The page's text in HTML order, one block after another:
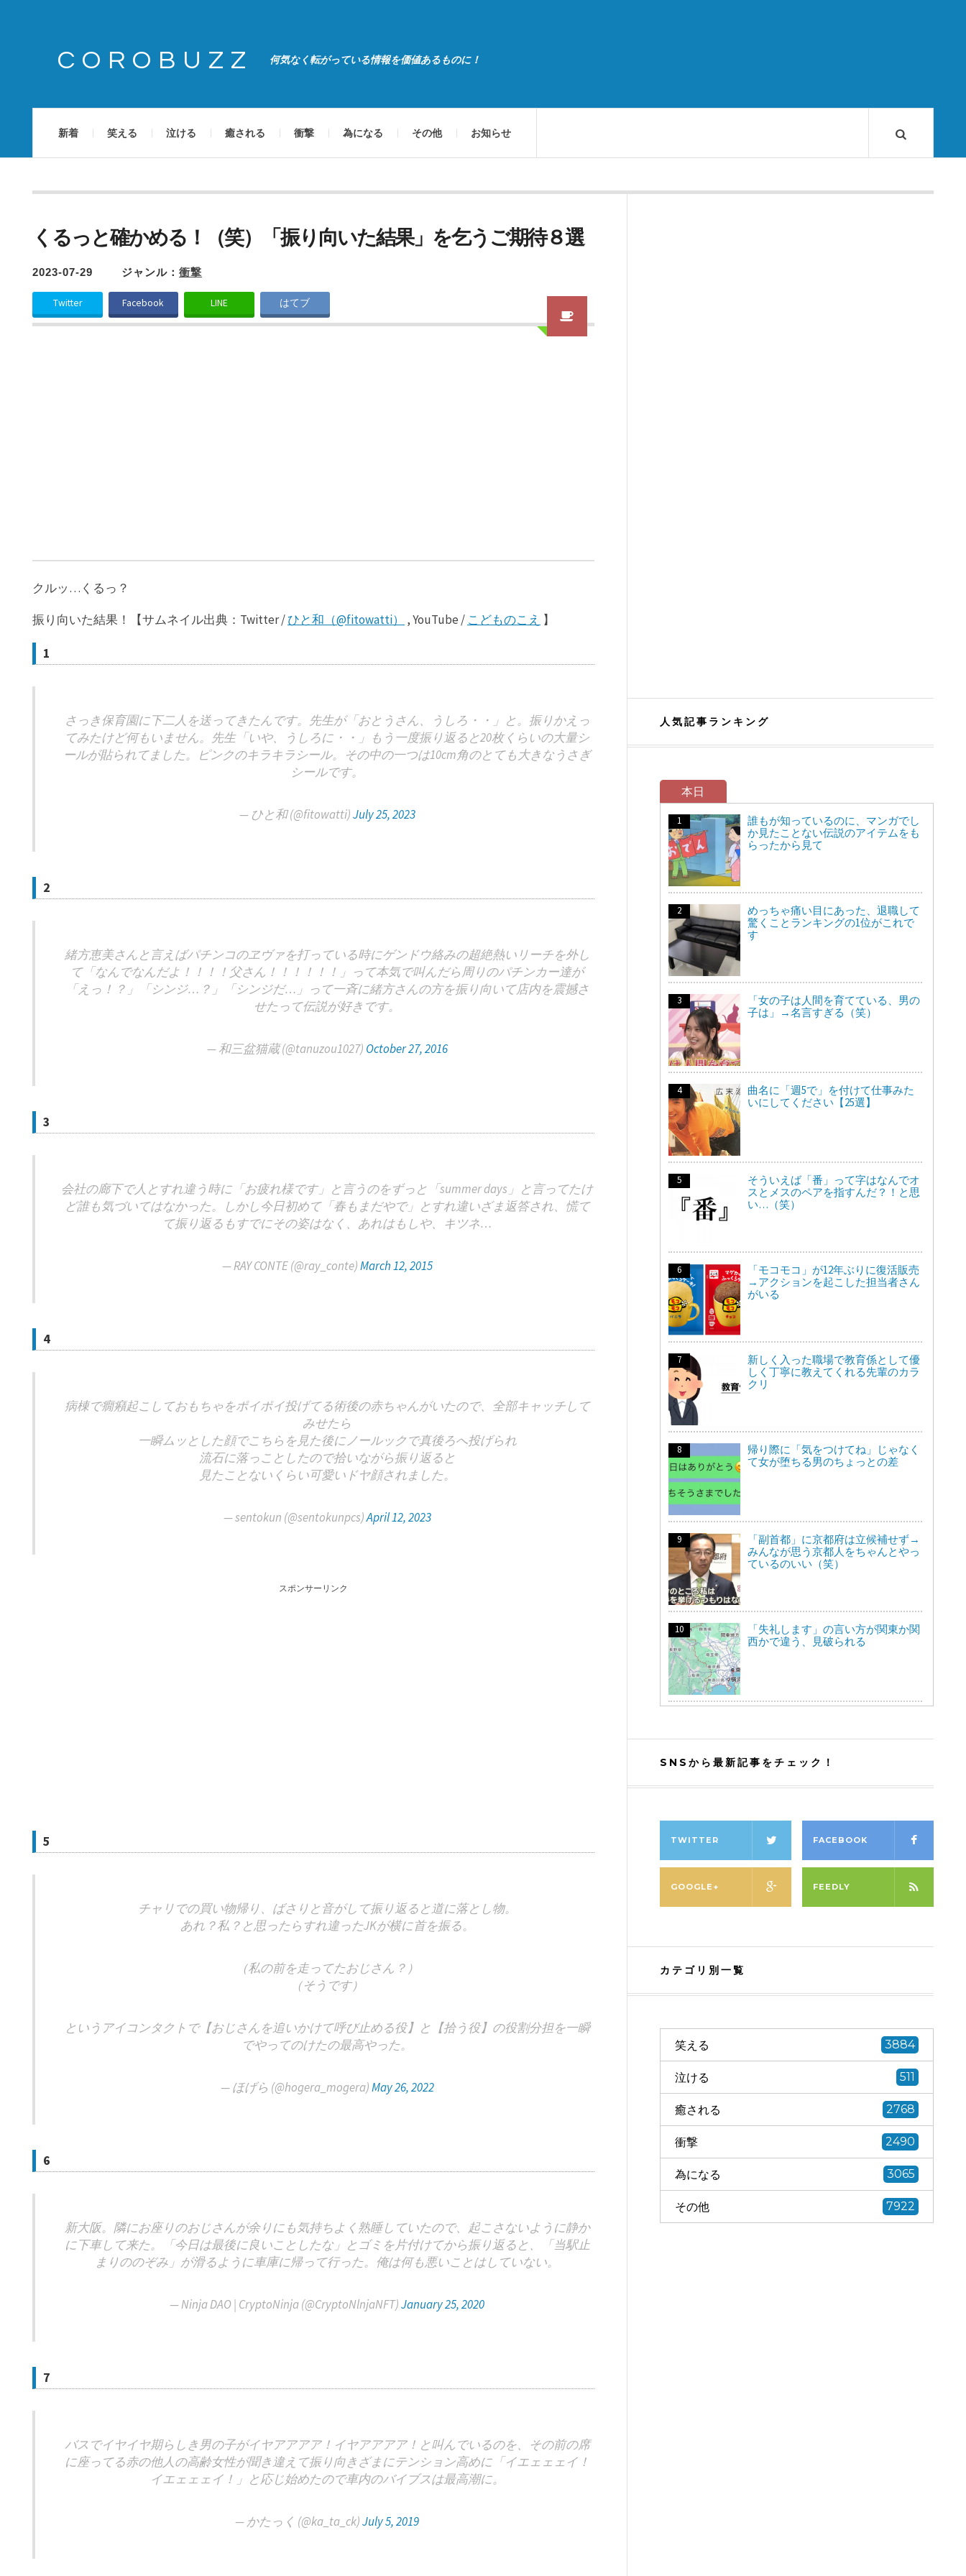
COROBUZZ 何気なく転がっている情報を価値あるものに！
新着 笑える 泣ける 癒される 衝撃 為になる その他 お知らせ
くるっと確かめる！（笑）「振り向いた結果」を乞うご期待８選
2023-07-29 ジャンル： 衝撃
Twitter Facebook LINE はてブ
クルッ…くるっ？
振り向いた結果！【サムネイル出典：Twitter /ひと和（@fitowatti） , YouTube / こどものこえ 】
1
さっき保育園に下二人を送ってきたんです。先生が「おとうさん、うしろ・・」と。振りかえっ
てみたけど何もいません。先生「いや、うしろに・・」もう一度振り返ると20枚くらいの大量シ
ールが貼られてました。ピンクのキラキラシール。その中の一つは10cm角のとても大きなうさぎ
シールです。
— ひと和 (@fitowatti)July 25, 2023
2
緒方恵美さんと言えばパチンコのヱヴァを打っている時にゲンドウ絡みの超絶熱いリーチを外し
て「なんでなんだよ！！！！父さん！！！！！！」って本気で叫んだら周りのパチンカー達が
「えっ！？」「シンジ…？」「シンジだ…」って一斉に緒方さんの方を振り向いて店内を震撼さ
せたって伝説が好きです。
— 和三盆猫蔵 (@tanuzou1027) October 27, 2016
3
会社の廊下で人とすれ違う時に「お疲れ様です」と言うのをずっと「summer days」と言ってたけ
ど誰も気づいてはなかった。しかし今日初めて「春もまだやで」とすれ違いざま返答され、慌て
て振り返るもすでにその姿はなく、あれはもしや、キツネ…
— RAY CONTE (@ray_conte)March 12, 2015
4
病棟で癇癪起こしておもちゃをポイポイ投げてる術後の赤ちゃんがいたので、全部キャッチして
みせたら
一瞬ムッとした顔でこちらを見た後にノールックで真後ろへ投げられ
流石に落っことしたので拾いながら振り返ると
見たことないくらい可愛いドヤ顔されました。
— sentokun (@sentokunpcs)April 12, 2023
スポンサーリンク
5
チャリでの買い物帰り、ばさりと音がして振り返ると道に落とし物。
あれ？私？と思ったらすれ違ったJKが横に首を振る。
（私の前を走ってたおじさん？）
（そうです）
というアイコンタクトで【おじさんを追いかけて呼び止める役】と【拾う役】の役割分担を一瞬
でやってのけたの最高やった。
— ほげら (@hogera_mogera)May 26, 2022
6
新大阪。隣にお座りのおじさんが余りにも気持ちよく熟睡していたので、起こさないように静か
に下車して来た。「今日は最後に良いことしたな」とゴミを片付けてから振り返ると、「当駅止
まりののぞみ」が滑るように車庫に帰って行った。俺は何も悪いことはしていない。
— Ninja DAO | CryptoNinja (@CryptoNlnjaNFT)January 25, 2020
7
バスでイヤイヤ期らしき男の子がイヤアアアア！イヤアアアア！と叫んでいるのを、その前の席
に座ってる赤の他人の高齢女性が聞き違えて振り向きざまにテンション高めに「イエェェェイ！
イエェェェイ！」と応じ始めたので車内のバイブスは最高潮に。
— かたっく (@ka_ta_ck)July 5, 2019
人気記事ランキング
本日
誰もが知っているのに、マンガでし
か見たことない伝説のアイテムをも
らったから見て
めっちゃ痛い目にあった、退職して
驚くことランキングの1位がこれで
す
「女の子は人間を育てている、男の
子は」→名言すぎる（笑）
曲名に「週5で」を付けて仕事みた
いにしてください【25選】
そういえば「番」って字はなんでオ
スとメスのペアを指すんだ？！と思
い…（笑）
「モコモコ」が12年ぶりに復活販売
→アクションを起こした担当者さん
がいる
新しく入った職場で教育係として優
しく丁寧に教えてくれる先輩のカラ
クリ
帰り際に「気をつけてね」じゃなく
て女が堕ちる男のちょっとの差
「副首都」に京都府は立候補せず→
みんなが思う京都人をちゃんとやっ
ているのいい（笑）
「失礼します」の言い方が関東か関
西かで違う、見破られる
SNSから最新記事をチェック！
TWITTER FACEBOOK
GOOGLE+ FEEDLY
カテゴリ別一覧
笑える 3884
泣ける 511
癒される 2768
衝撃 2490
為になる 3065
その他 7922